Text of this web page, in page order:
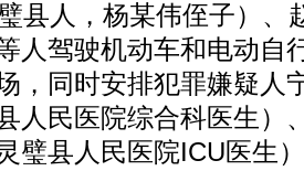
县人，杨某伟侄子）、
人驾驶机动车和电动自
，同时安排犯罪嫌疑人
人民医院综合科医生）
璧县人民医院ICU医生